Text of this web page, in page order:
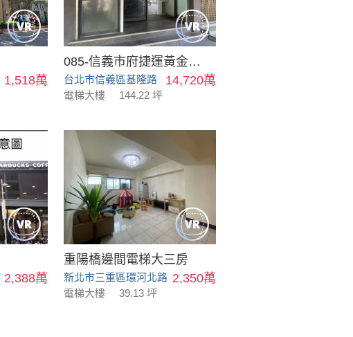
1,518萬
085-信義市府捷運黃金店面
台北市信義區基隆路 14,720萬
電梯大樓 144.22 坪
2,388萬
重陽橋邊間電梯大三房
新北市三重區環河北路 2,350萬
電梯大樓 39.13 坪